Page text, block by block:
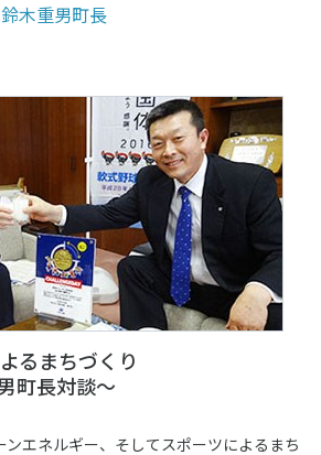
知る学ぶ
―スポーツ政策の『卵』 ―
証
木重男町長
るまちづくり
町長対談～
ンエネルギー、そしてスポーツによるまち